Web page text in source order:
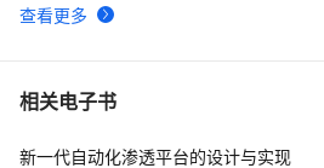
9 Python办公自动化实战：手把手教你
10
工的抵触情绪
查看更多
相关电子书
新一代自动化渗透平台的设计与实现